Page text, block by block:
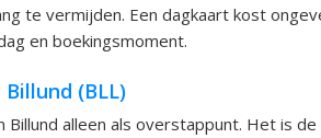
te vermijden. Een dagkaart kost
en boekingsmoment.
(BLL)
Billund alleen als overstappunt. Het is